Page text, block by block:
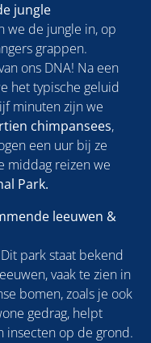
jungle
we de jungle in, op
grappen.
ons DNA! Na een
het typische geluid
minuten zijn we
chimpansees,
een uur bij ze
middag reizen we
Park.
leeuwen &
park staat bekend
vaak te zien in
bomen, zoals je ook
gedrag, helpt
insecten op de grond.